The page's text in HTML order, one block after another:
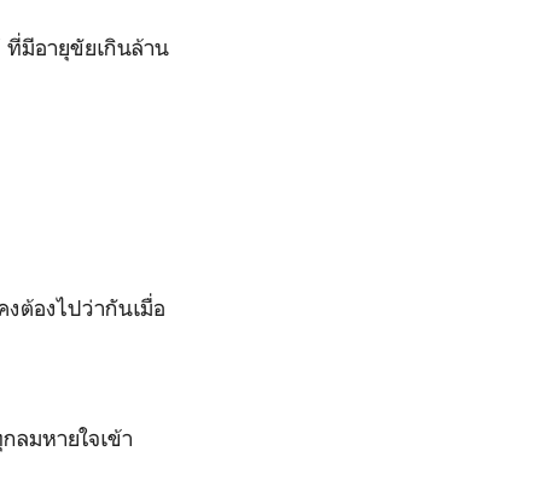
มีอายุขัยเกินล้าน
ต้องไปว่ากันเมื่อ
มหายใจเข้า